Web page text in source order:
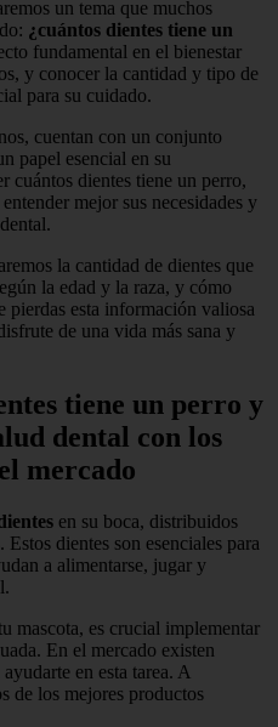
un tema que muchos
¿cuántos dientes tiene un
fundamental en el bienestar
y conocer la cantidad y tipo de
para su cuidado.
cuentan con un conjunto
papel esencial en su
cuántos dientes tiene un perro,
mejor sus necesidades y
la cantidad de dientes que
la edad y la raza, y cómo
pierdas esta información valiosa
de una vida más sana y
tiene un perro y
dental con los
mercado
en su boca, distribuidos
dientes son esenciales para
a alimentarse, jugar y
mascota, es crucial implementar
En el mercado existen
en esta tarea. A
de los mejores productos